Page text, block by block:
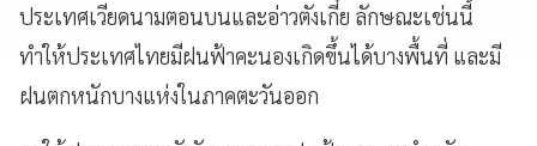
ประเทศเวียดนามตอนบนและอ่าวตังเกี๋ย ลักษณะเช่นนี้
ทำให้ประเทศไทยมีฝนฟ้าคะนองเกิดขึ้นได้บางพื้นที่ และมี
ฝนตกหนักบางแห่งในภาคตะวันออก